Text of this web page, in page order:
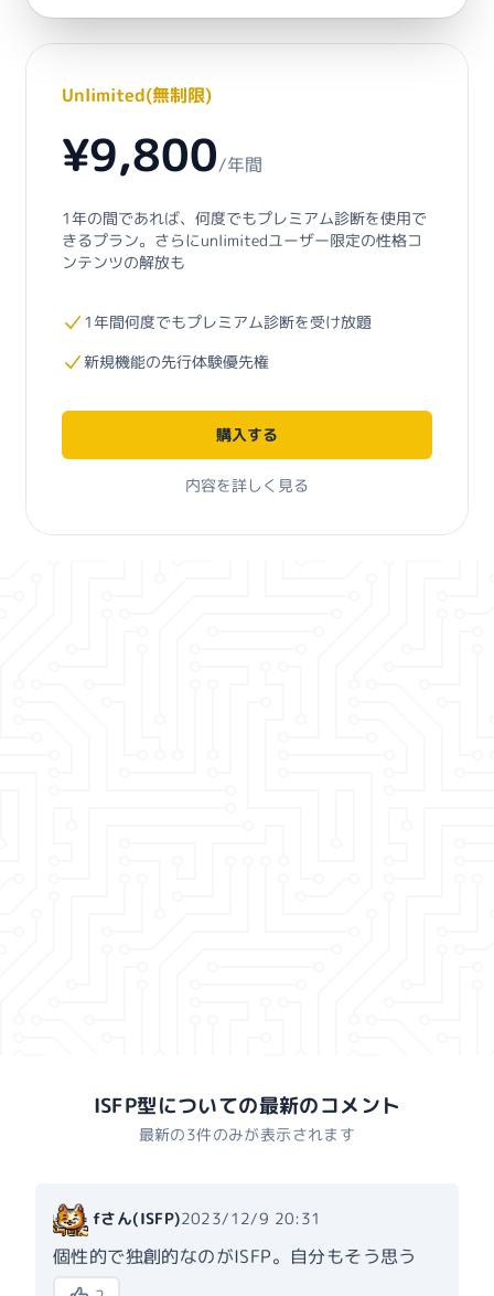
Unlimited(無制限)
¥9,800/年間
1年の間であれば、何度でもプレミアム診断を使用で
きるプラン。さらにunlimitedユーザー限定の性格コ
ンテンツの解放も
1年間何度でもプレミアム診断を受け放題
新規機能の先行体験優先権
購入する
内容を詳しく見る
ISFP型についての最新のコメント
最新の3件のみが表示されます
fさん(ISFP)2023/12/9 20:31
個性的で独創的なのがISFP。自分もそう思う